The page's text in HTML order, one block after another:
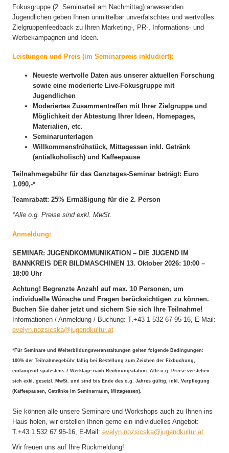
Fokusgruppe (2. Seminarteil am Nachmittag) anwesenden
Jugendlichen geben Ihnen unmittelbar unverfälschtes und wertvolles
Zielgruppenfeedback zu Ihren Marketing-, PR-, Informations- und
Werbekampagnen und Ideen.
Leistungen und Preis (im Seminarpreis inkludiert):
Neueste wertvolle Daten aus unserer aktuellen Forschung
sowie eine moderierte Live-Fokusgruppe mit
Jugendlichen
Moderiertes Zusammentreffen mit Ihrer Zielgruppe und
Möglichkeit der Abtestung Ihrer Ideen, Homepages,
Materialien, etc.
Seminarunterlagen
Willkommensfrühstück, Mittagessen inkl. Getränk
(antialkoholisch) und Kaffeepause
Teilnahmegebühr für das Ganztages-Seminar beträgt: Euro
1.090,-*
Teamrabatt: 25% Ermäßigung für die 2. Person
*Alle o.g. Preise sind exkl. MwSt.
Anmeldung:
SEMINAR: JUGENDKOMMUNIKATION – DIE JUGEND IM
BANNKREIS DER BILDMASCHINEN 13. Oktober 2026: 10:00 –
18:00 Uhr
Achtung! Begrenzte Anzahl auf max. 10 Personen, um
individuelle Wünsche und Fragen berücksichtigen zu können.
Buchen Sie daher jetzt und sichern Sie sich Ihre Teilnahme!
Informationen / Anmeldung / Buchung: T.+43 1 532 67 95-16, E-Mail:
evelyn.nozsicska@jugendkultur.at
*Für Seminare und Weiterbildungsveranstaltungen gelten folgende Bedingungen:
100% der Teilnahmegebühr fällig bei Bestellung zum Zeichen der Fixbuchung,
einlangend spätestens 7 Werktage nach Rechnungsdatum. Alle o.g. Preise verstehen
sich exkl. gesetzl. MwSt. und sind bis Ende des o.g. Jahres gültig, inkl. Verpflegung
(Kaffeepausen, Getränke im Seminarraum, Mittagessen).
Sie können alle unsere Seminare und Workshops auch zu Ihnen ins
Haus holen, wir erstellen Ihnen gerne ein individuelles Angebot:
T.+43 1 532 67 95-16, E-Mail: evelyn.nozsicska@jugendkultur.at
Wir freuen uns auf Ihre Rückmeldung!